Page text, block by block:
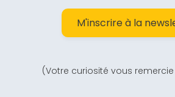
M'inscrire à la
(Votre curiosité vous